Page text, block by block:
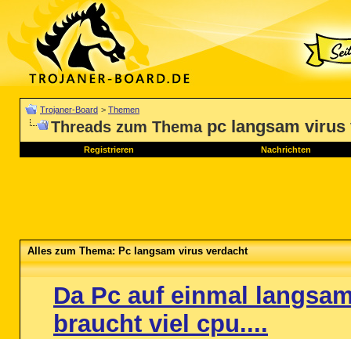
Trojaner-Board > Themen
Threads zum Thema pc langsam virus
Registrieren Nachrichten
Alles zum Thema: Pc langsam virus verdacht
Da Pc auf einmal
braucht viel cpu....